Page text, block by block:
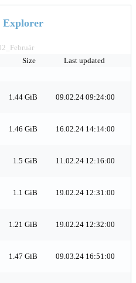
Explorer
Size
Last updated
1.44 GiB 09.02.24 09:24:00
1.46 GiB 16.02.24 14:14:00
1.5 GiB 11.02.24 12:16:00
1.1 GiB 19.02.24 12:31:00
1.21 GiB 19.02.24 12:32:00
1.47 GiB 09.03.24 16:51:00